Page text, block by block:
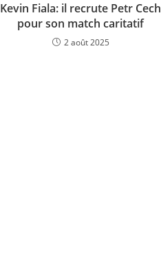
Kevin Fiala: il recrute Petr Cech
pour son match caritatif
2 août 2025